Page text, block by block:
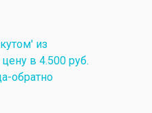
из
в 4.500 руб.
обратно